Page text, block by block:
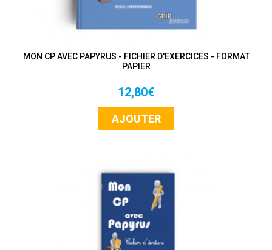
MON CP AVEC PAPYRUS - FICHIER D'EXERCICES - FORMAT
PAPIER
12,80€
AJOUTER